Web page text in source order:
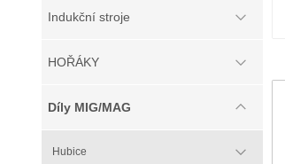
Indukční stroje
HOŘÁKY
Díly MIG/MAG
Hubice